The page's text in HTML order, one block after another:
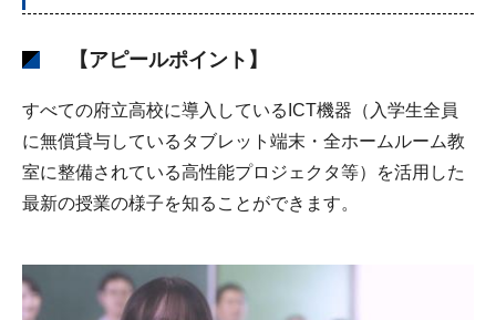
【アピールポイント】
すべての府立高校に導入しているICT機器（入学生全員
に無償貸与しているタブレット端末・全ホームルーム教
室に整備されている高性能プロジェクタ等）を活用した
最新の授業の様子を知ることができます。